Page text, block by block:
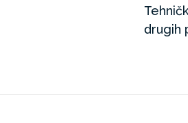
drugih